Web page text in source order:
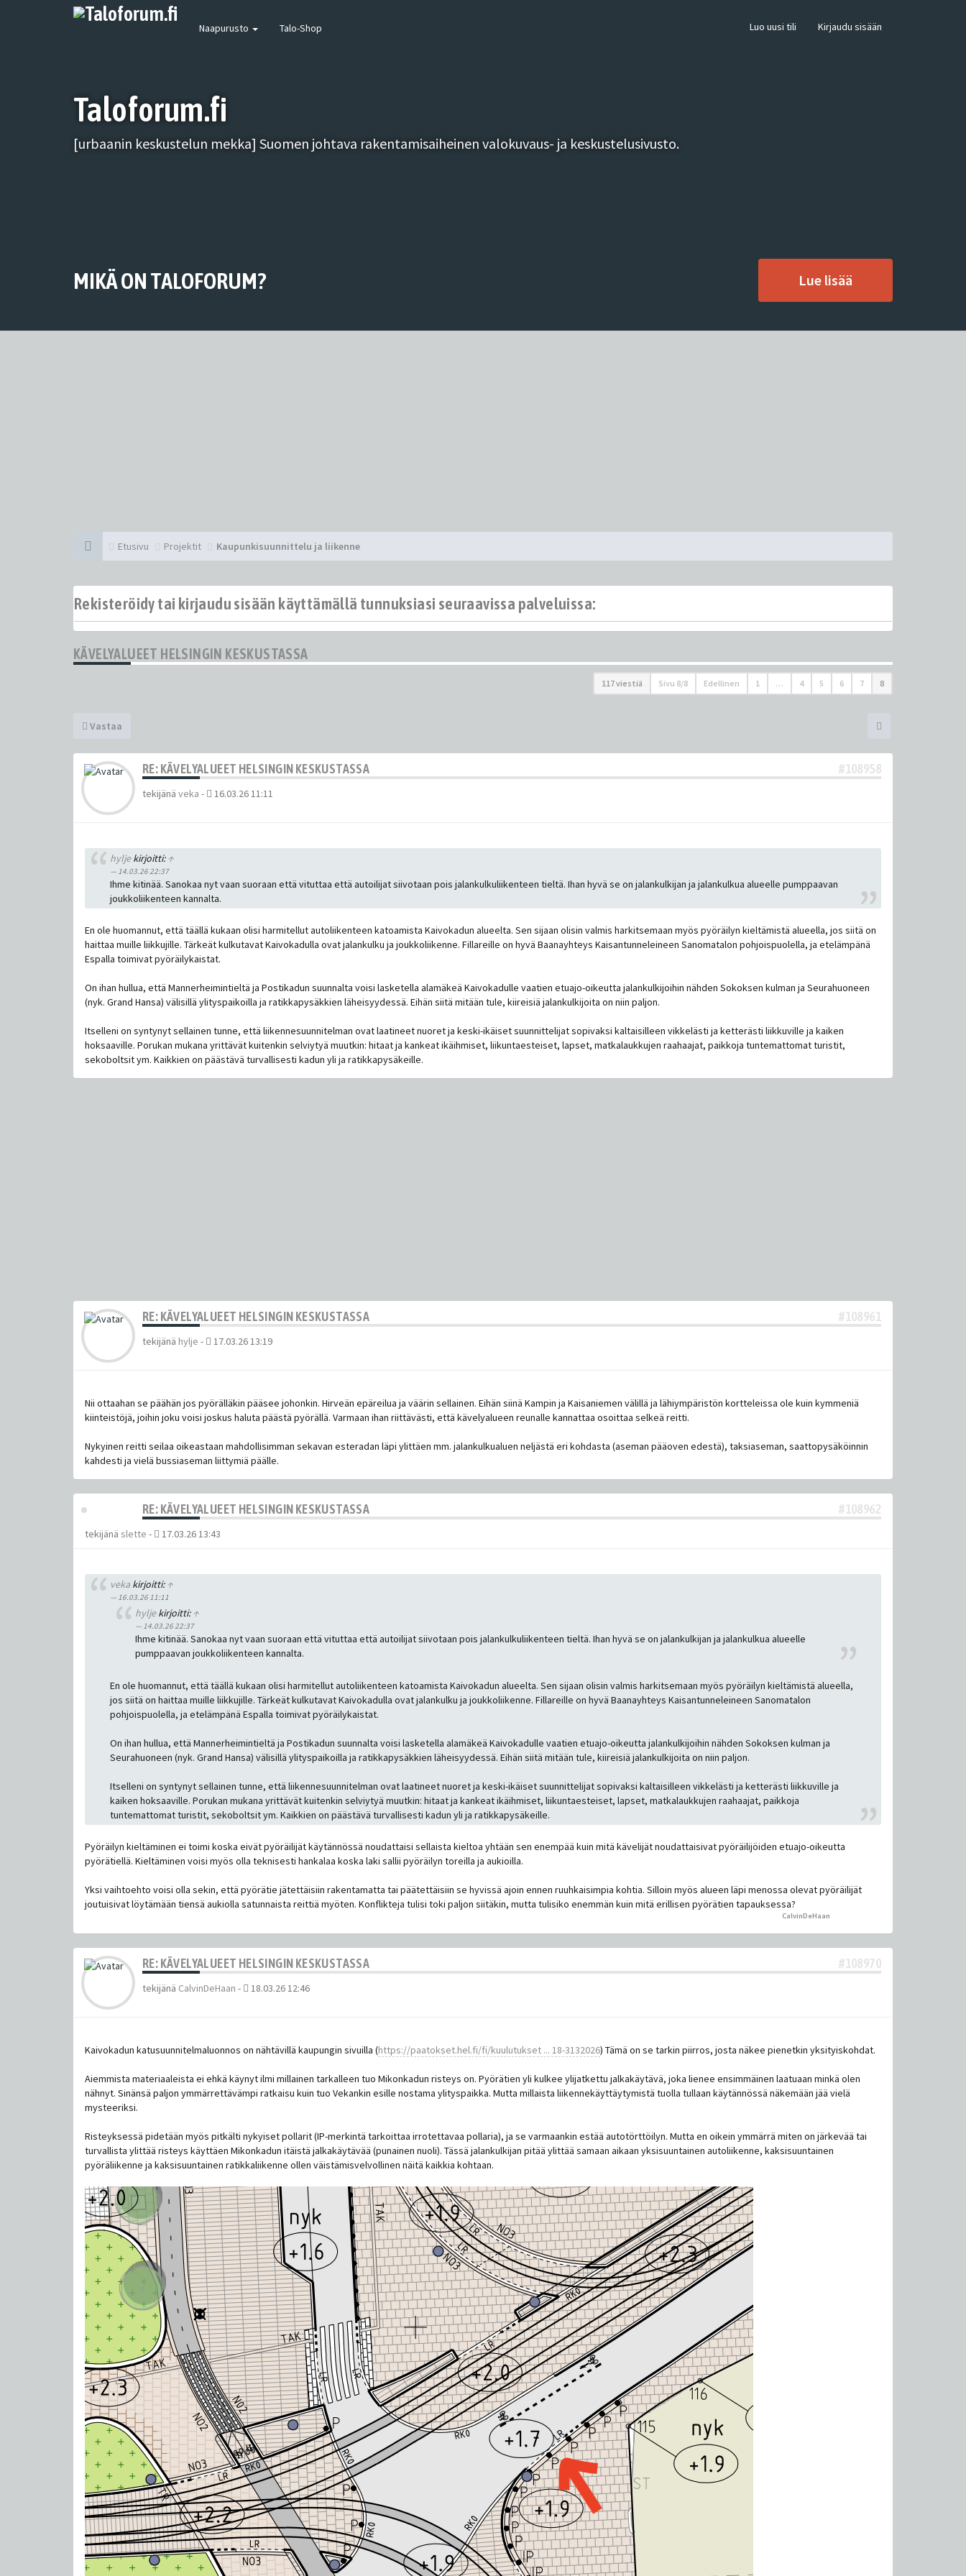
Naapurusto Talo-Shop Luo uusi tili Kirjaudu sisään
Taloforum.fi
[urbaanin keskustelun mekka] Suomen johtava rakentamisaiheinen valokuvaus- ja keskustelusivusto.
MIKÄ ON TALOFORUM? Lue lisää
Etusivu Projektit Kaupunkisuunnittelu ja liikenne
Rekisteröidy tai kirjaudu sisään käyttämällä tunnuksiasi seuraavissa palveluissa:
KÄVELYALUEET HELSINGIN KESKUSTASSA
117 viestiä Sivu 8/8 Edellinen 1 … 4 5 6 7 8
Vastaa
RE: KÄVELYALUEET HELSINGIN KESKUSTASSA #108958
tekijänä veka - 16.03.26 11:11
hyljekirjoitti:↑
14.03.26 22:37
Ihme kitinää. Sanokaa nyt vaan suoraan että vituttaa että autoilijat siivotaan pois jalankulkuliikenteen tieltä. Ihan hyvä se on jalankulkijan ja jalankulkua alueelle pumppaavan
joukkoliikenteen kannalta.
En ole huomannut, että täällä kukaan olisi harmitellut autoliikenteen katoamista Kaivokadun alueelta. Sen sijaan olisin valmis harkitsemaan myös pyöräilyn kieltämistä alueella, jos siitä on
haittaa muille liikkujille. Tärkeät kulkutavat Kaivokadulla ovat jalankulku ja joukkoliikenne. Fillareille on hyvä Baanayhteys Kaisantunneleineen Sanomatalon pohjoispuolella, ja etelämpänä
Espalla toimivat pyöräilykaistat.
On ihan hullua, että Mannerheimintieltä ja Postikadun suunnalta voisi lasketella alamäkeä Kaivokadulle vaatien etuajo-oikeutta jalankulkijoihin nähden Sokoksen kulman ja Seurahuoneen
(nyk. Grand Hansa) välisillä ylityspaikoilla ja ratikkapysäkkien läheisyydessä. Eihän siitä mitään tule, kiireisiä jalankulkijoita on niin paljon.
Itselleni on syntynyt sellainen tunne, että liikennesuunnitelman ovat laatineet nuoret ja keski-ikäiset suunnittelijat sopivaksi kaltaisilleen vikkelästi ja ketterästi liikkuville ja kaiken
hoksaaville. Porukan mukana yrittävät kuitenkin selviytyä muutkin: hitaat ja kankeat ikäihmiset, liikuntaesteiset, lapset, matkalaukkujen raahaajat, paikkoja tuntemattomat turistit,
sekoboltsit ym. Kaikkien on päästävä turvallisesti kadun yli ja ratikkapysäkeille.
RE: KÄVELYALUEET HELSINGIN KESKUSTASSA #108961
tekijänä hylje - 17.03.26 13:19
Nii ottaahan se päähän jos pyörälläkin pääsee johonkin. Hirveän epäreilua ja väärin sellainen. Eihän siinä Kampin ja Kaisaniemen välillä ja lähiympäristön kortteleissa ole kuin kymmeniä
kiinteistöjä, joihin joku voisi joskus haluta päästä pyörällä. Varmaan ihan riittävästi, että kävelyalueen reunalle kannattaa osoittaa selkeä reitti.
Nykyinen reitti seilaa oikeastaan mahdollisimman sekavan esteradan läpi ylittäen mm. jalankulkualuen neljästä eri kohdasta (aseman pääoven edestä), taksiaseman, saattopysäköinnin
kahdesti ja vielä bussiaseman liittymiä päälle.
RE: KÄVELYALUEET HELSINGIN KESKUSTASSA #108962
tekijänä slette - 17.03.26 13:43
veka kirjoitti:↑
16.03.26 11:11
hyljekirjoitti:↑
14.03.26 22:37
Ihme kitinää. Sanokaa nyt vaan suoraan että vituttaa että autoilijat siivotaan pois jalankulkuliikenteen tieltä. Ihan hyvä se on jalankulkijan ja jalankulkua alueelle
pumppaavan joukkoliikenteen kannalta.
En ole huomannut, että täällä kukaan olisi harmitellut autoliikenteen katoamista Kaivokadun alueelta. Sen sijaan olisin valmis harkitsemaan myös pyöräilyn kieltämistä alueella,
jos siitä on haittaa muille liikkujille. Tärkeät kulkutavat Kaivokadulla ovat jalankulku ja joukkoliikenne. Fillareille on hyvä Baanayhteys Kaisantunneleineen Sanomatalon
pohjoispuolella, ja etelämpänä Espalla toimivat pyöräilykaistat.
On ihan hullua, että Mannerheimintieltä ja Postikadun suunnalta voisi lasketella alamäkeä Kaivokadulle vaatien etuajo-oikeutta jalankulkijoihin nähden Sokoksen kulman ja
Seurahuoneen (nyk. Grand Hansa) välisillä ylityspaikoilla ja ratikkapysäkkien läheisyydessä. Eihän siitä mitään tule, kiireisiä jalankulkijoita on niin paljon.
Itselleni on syntynyt sellainen tunne, että liikennesuunnitelman ovat laatineet nuoret ja keski-ikäiset suunnittelijat sopivaksi kaltaisilleen vikkelästi ja ketterästi liikkuville ja
kaiken hoksaaville. Porukan mukana yrittävät kuitenkin selviytyä muutkin: hitaat ja kankeat ikäihmiset, liikuntaesteiset, lapset, matkalaukkujen raahaajat, paikkoja
tuntemattomat turistit, sekoboltsit ym. Kaikkien on päästävä turvallisesti kadun yli ja ratikkapysäkeille.
Pyöräilyn kieltäminen ei toimi koska eivät pyöräilijät käytännössä noudattaisi sellaista kieltoa yhtään sen enempää kuin mitä kävelijät noudattaisivat pyöräilijöiden etuajo-oikeutta
pyörätiellä. Kieltäminen voisi myös olla teknisesti hankalaa koska laki sallii pyöräilyn toreilla ja aukioilla.
Yksi vaihtoehto voisi olla sekin, että pyörätie jätettäisiin rakentamatta tai päätettäisiin se hyvissä ajoin ennen ruuhkaisimpia kohtia. Silloin myös alueen läpi menossa olevat pyöräilijät
joutuisivat löytämään tiensä aukiolla satunnaista reittiä myöten. Konflikteja tulisi toki paljon siitäkin, mutta tulisiko enemmän kuin mitä erillisen pyörätien tapauksessa?
CalvinDeHaan
RE: KÄVELYALUEET HELSINGIN KESKUSTASSA #108970
tekijänä CalvinDeHaan - 18.03.26 12:46
Kaivokadun katusuunnitelmaluonnos on nähtävillä kaupungin sivuilla (https://paatokset.hel.fi/fi/kuulutukset ... 18-3132026) Tämä on se tarkin piirros, josta näkee pienetkin yksityiskohdat.
Aiemmista materiaaleista ei ehkä käynyt ilmi millainen tarkalleen tuo Mikonkadun risteys on. Pyörätien yli kulkee ylijatkettu jalkakäytävä, joka lienee ensimmäinen laatuaan minkä olen
nähnyt. Sinänsä paljon ymmärrettävämpi ratkaisu kuin tuo Vekankin esille nostama ylityspaikka. Mutta millaista liikennekäyttäytymistä tuolla tullaan käytännössä näkemään jää vielä
mysteeriksi.
Risteyksessä pidetään myös pitkälti nykyiset pollarit (IP-merkintä tarkoittaa irrotettavaa pollaria), ja se varmaankin estää autotörttöilyn. Mutta en oikein ymmärrä miten on järkevää tai
turvallista ylittää risteys käyttäen Mikonkadun itäistä jalkakäytävää (punainen nuoli). Tässä jalankulkijan pitää ylittää samaan aikaan yksisuuntainen autoliikenne, kaksisuuntainen
pyöräliikenne ja kaksisuuntainen ratikkaliikenne ollen väistämisvelvollinen näitä kaikkia kohtaan.